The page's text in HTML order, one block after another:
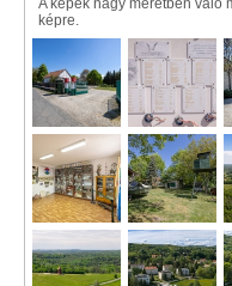
A képek nagy méretben való
képre.